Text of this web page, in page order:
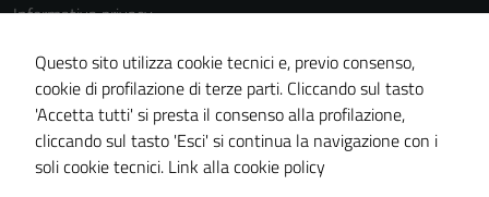
Informativa privacy
Cookie Policy
Note legali
Dichiarazione di accessibilità
Piano di miglioramento del sito
Questo sito utilizza cookie tecnici e, previo consenso,
cookie di profilazione di terze parti. Cliccando sul tasto
'Accetta tutti' si presta il consenso alla profilazione,
cliccando sul tasto 'Esci' si continua la navigazione con i
soli cookie tecnici. Link alla cookie policy